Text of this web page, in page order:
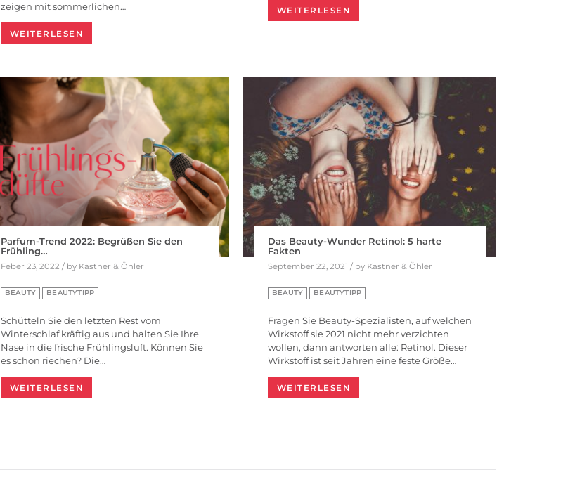
zeigen mit sommerlichen…
WEITERLESEN
WEITERLESEN
Parfum-Trend 2022: Begrüßen Sie den
Frühling…
Feber 23, 2022 / by Kastner & Öhler
BEAUTY BEAUTYTIPP
Schütteln Sie den letzten Rest vom
Winterschlaf kräftig aus und halten Sie Ihre
Nase in die frische Frühlingsluft. Können Sie
es schon riechen? Die…
WEITERLESEN
Das Beauty-Wunder Retinol: 5 harte
Fakten
September 22, 2021 / by Kastner & Öhler
BEAUTY BEAUTYTIPP
Fragen Sie Beauty-Spezialisten, auf welchen
Wirkstoff sie 2021 nicht mehr verzichten
wollen, dann antworten alle: Retinol. Dieser
Wirkstoff ist seit Jahren eine feste Größe…
WEITERLESEN